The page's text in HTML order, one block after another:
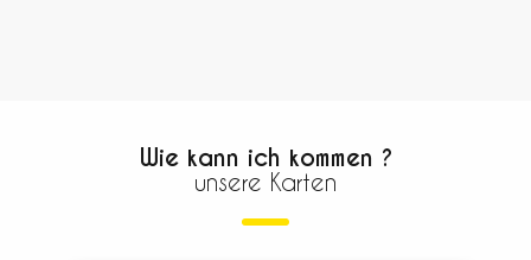
Wie kann ich kommen ?
unsere Karten